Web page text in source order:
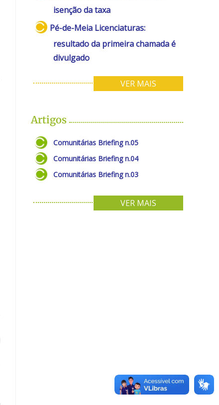
isenção da taxa
Pé-de-Meia Licenciaturas:
resultado da primeira chamada é
divulgado
VER MAIS
Artigos
Comunitárias Briefing n.05
Comunitárias Briefing n.04
Comunitárias Briefing n.03
VER MAIS